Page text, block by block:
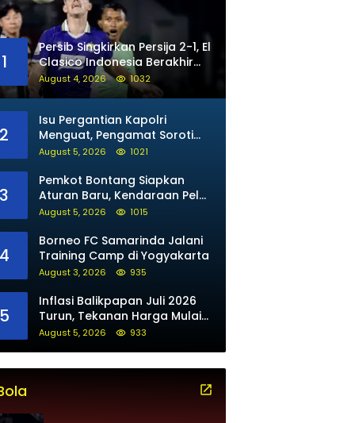
1
Persib Singkirkan Persija 2-1, El
Clasico Indonesia Berakhir
untuk Maung Bandung
August 4, 2026 1032
2
Isu Pergantian Kapolri
Menguat, Pengamat Soroti
Arah Kepemimpinan Polri
August 5, 2026 1021
3
Pemkot Bontang Siapkan
Aturan Baru, Kendaraan Pelat
Luar Tak Bisa Beli BBM Subsidi
August 5, 2026 1015
4
Borneo FC Samarinda Jalani
Training Camp di Yogyakarta
August 3, 2026 935
5
Inflasi Balikpapan Juli 2026
Turun, Tekanan Harga Mulai
Mereda
August 5, 2026 933